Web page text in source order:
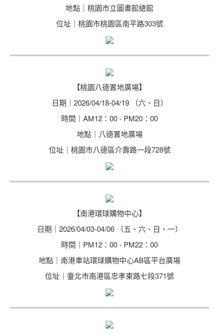
地點｜桃園市立圖書館總館
位址｜桃園市桃園區南平路303號
【桃園八德置地廣場】
日期｜2026/04/18-04/19 （六、日）
時間｜AM12：00 - PM20：00
地點｜八德置地廣場
位址｜桃園市八德區介壽路一段728號
【南港環球購物中心】
日期｜2026/04/03-04/06 （五、六、日、一）
時間｜PM12：00 - PM22：00
地點｜南港車站環球購物中心AB區平台廣場
位址｜臺北市南港區忠孝東路七段371號